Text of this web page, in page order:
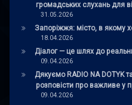
громадських слухань для
31.05.2026
Запоріжжя: місто, в якому
18.04.2026
Діалог — це шлях до
09.04.2026
Дякуємо RADIO NA DOTYK
розповісти про важливе у
09.04.2026